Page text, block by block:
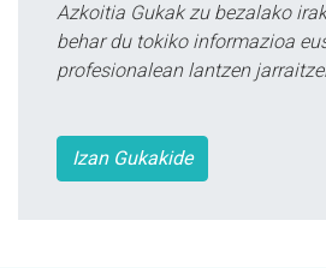
Azkoitia Gukak zu bezalako
behar du tokiko informazioa
profesionalean lantzen
Izan Gukakide